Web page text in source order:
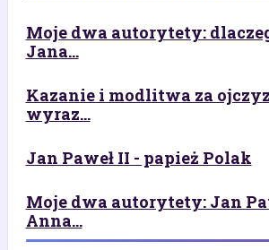
Moje dwa autorytety:
Jana...
Kazanie i modlitwa za
wyraz...
Jan Paweł II - papież Polak
Moje dwa autorytety: Jan
Anna...